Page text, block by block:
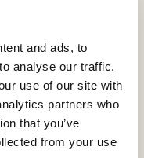
and ads, to
analyse our traffic.
use of our site with
partners who
that you’ve
from your use
ja sen pohjassa on
pohja
siirreltävän.